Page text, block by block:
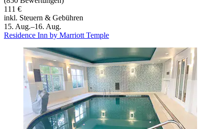
111 €
inkl. Steuern & Gebühren
15. Aug.–16. Aug.
Residence Inn by Marriott Temple